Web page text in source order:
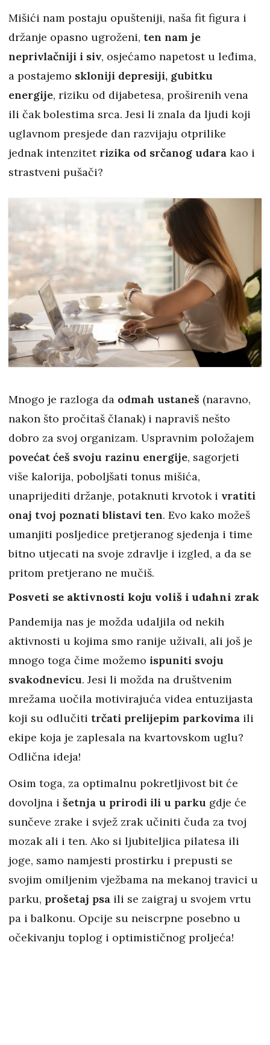
Mišići nam postaju opušteniji, naša fit figura i
držanje opasno ugroženi, ten nam je
neprivlačniji i siv, osjećamo napetost u leđima,
a postajemo skloniji depresiji, gubitku
energije, riziku od dijabetesa, proširenih vena
ili čak bolestima srca. Jesi li znala da ljudi koji
uglavnom presjede dan razvijaju otprilike
jednak intenzitetrizika od srčanog udara kao i
strastveni pušači?
Mnogo je razloga da odmah ustaneš (naravno,
nakon što pročitaš članak) i napraviš nešto
dobro za svoj organizam. Uspravnim položajem
povećat ćeš svoju razinu energije, sagorjeti
više kalorija, poboljšati tonus mišića,
unaprijediti držanje, potaknuti krvotok i vratiti
onaj tvoj poznati blistavi ten. Evo kako možeš
umanjiti posljedice pretjeranog sjedenja i time
bitno utjecati na svoje zdravlje i izgled, a da se
pritom pretjerano ne mučiš.
Posveti se aktivnosti koju voliš i udahni zrak
Pandemija nas je možda udaljila od nekih
aktivnosti u kojima smo ranije uživali, ali još je
mnogo toga čime možemo ispuniti svoju
svakodnevicu. Jesi li možda na društvenim
mrežama uočila motivirajuća videa entuzijasta
koji su odlučiti trčati prelijepim parkovima ili
ekipe koja je zaplesala na kvartovskom uglu?
Odlična ideja!
Osim toga, za optimalnu pokretljivost bit će
dovoljna i šetnja u prirodi ili u parku gdje će
sunčeve zrake i svjež zrak učiniti čuda za tvoj
mozak ali i ten. Ako si ljubiteljica pilatesa ili
joge, samo namjesti prostirku i prepusti se
svojim omiljenim vježbama na mekanoj travici u
parku, prošetaj psa ili se zaigraj u svojem vrtu
pa i balkonu. Opcije su neiscrpne posebno u
očekivanju toplog i optimističnog proljeća!